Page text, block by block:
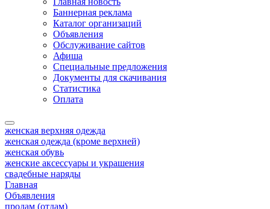
Баннерная реклама
Каталог организаций
Объявления
Обслуживание сайтов
Афиша
Специальные предложения
Документы для скачивания
Статистика
Оплата
женская верхняя одежда
женская одежда (кроме верхней)
женская обувь
женские аксессуары и украшения
свадебные наряды
Главная
Объявления
продам (отдам)